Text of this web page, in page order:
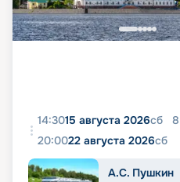
14:3015 августа 2026сб 8
20:0022 августа 2026сб
А.С. Пушкин